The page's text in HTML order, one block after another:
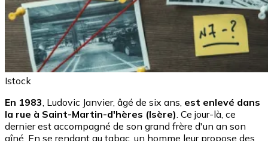
Istock
En 1983, Ludovic Janvier, âgé de six ans, est enlevé dans
la rue à Saint-Martin-d'hères (Isère). Ce jour-là, ce
dernier est accompagné de son grand frère d'un an son
aîné. En se rendant au tabac, un homme leur propose des